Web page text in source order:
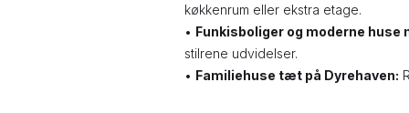
køkkenrum eller ekstra etage.
• Funkisboliger og moderne huse
stilrene udvidelser.
• Familiehuse tæt på Dyrehaven: